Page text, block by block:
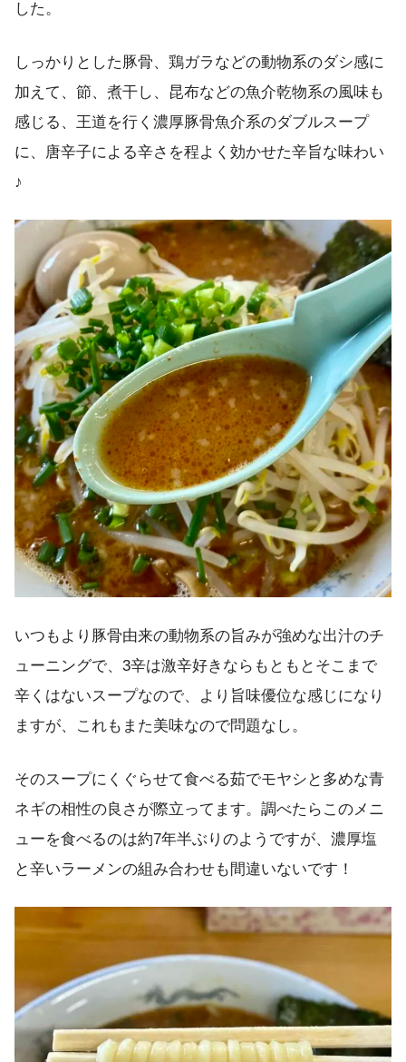
した。
しっかりとした豚骨、鶏ガラなどの動物系のダシ感に
加えて、節、煮干し、昆布などの魚介乾物系の風味も
感じる、王道を行く濃厚豚骨魚介系のダブルスープ
に、唐辛子による辛さを程よく効かせた辛旨な味わい
♪
いつもより豚骨由来の動物系の旨みが強めな出汁のチ
ューニングで、3辛は激辛好きならもともとそこまで
辛くはないスープなので、より旨味優位な感じになり
ますが、これもまた美味なので問題なし。
そのスープにくぐらせて食べる茹でモヤシと多めな青
ネギの相性の良さが際立ってます。調べたらこのメニ
ューを食べるのは約7年半ぶりのようですが、濃厚塩
と辛いラーメンの組み合わせも間違いないです！